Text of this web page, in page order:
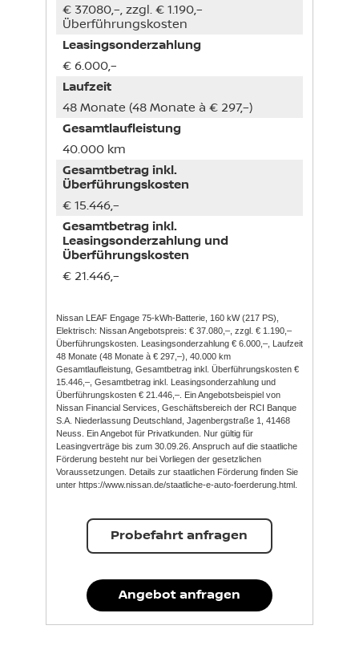
€ 37.080,–, zzgl. € 1.190,–
Überführungskosten
Leasingsonderzahlung
€ 6.000,–
Laufzeit
48 Monate (48 Monate à € 297,–)
Gesamtlaufleistung
40.000 km
Gesamtbetrag inkl.
Überführungskosten
€ 15.446,–
Gesamtbetrag inkl.
Leasingsonderzahlung und
Überführungskosten
€ 21.446,–
Nissan LEAF Engage 75-kWh-Batterie, 160 kW (217 PS),
Elektrisch: Nissan Angebotspreis: € 37.080,–, zzgl. € 1.190,–
Überführungskosten. Leasingsonderzahlung € 6.000,–, Laufzeit
48 Monate (48 Monate à € 297,–), 40.000 km
Gesamtlaufleistung, Gesamtbetrag inkl. Überführungskosten €
15.446,–, Gesamtbetrag inkl. Leasingsonderzahlung und
Überführungskosten € 21.446,–. Ein Angebotsbeispiel von
Nissan Financial Services, Geschäftsbereich der RCI Banque
S.A. Niederlassung Deutschland, Jagenbergstraße 1, 41468
Neuss. Ein Angebot für Privatkunden. Nur gültig für
Leasingverträge bis zum 30.09.26. Anspruch auf die staatliche
Förderung besteht nur bei Vorliegen der gesetzlichen
Voraussetzungen. Details zur staatlichen Förderung finden Sie
unter https://www.nissan.de/staatliche-e-auto-foerderung.html.
Angebot anfragen
Probefahrt anfragen